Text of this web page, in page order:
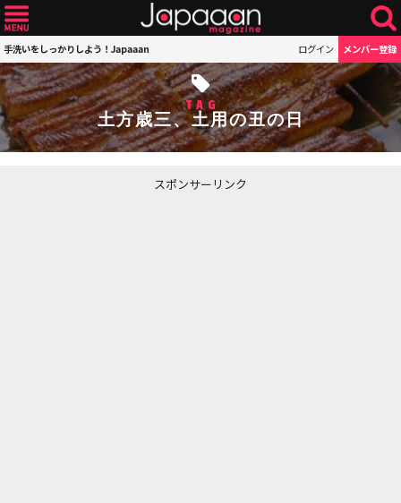
手洗いをしっかりしよう！Japaaan ログイン メンバー登録
TAG
土方歳三、土用の丑の日
スポンサーリンク